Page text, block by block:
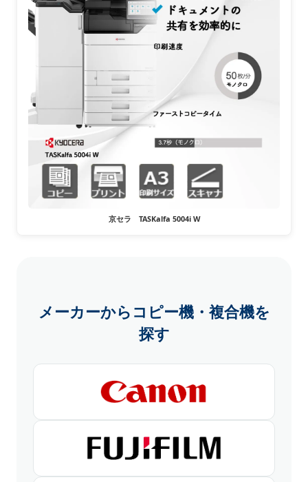
京セラ TASKalfa 5004i W
メーカーからコピー機・複合機を
探す